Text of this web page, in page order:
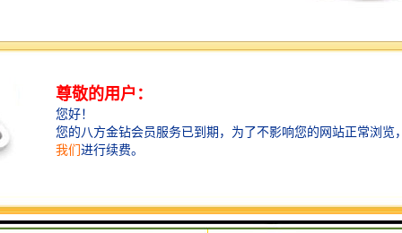
很多的河流、水域漂浮物污染十分严重，随看环保观念
深入人心，水面垃圾清理机器的研究不断深入，也逐渐
受到国内外的广泛关注。